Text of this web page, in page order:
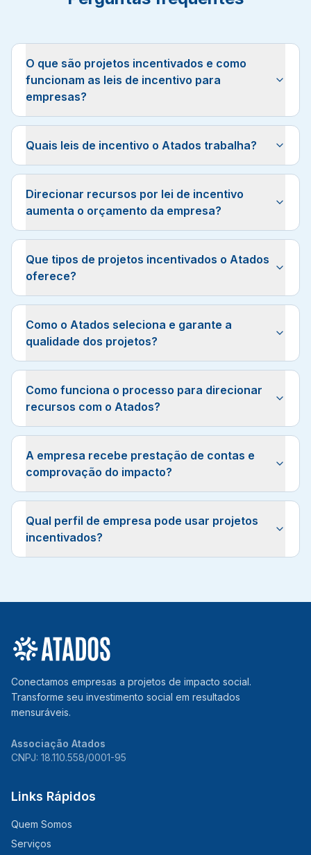
O que são projetos incentivados e como
funcionam as leis de incentivo para
empresas?
Quais leis de incentivo o Atados trabalha?
Direcionar recursos por lei de incentivo
aumenta o orçamento da empresa?
Que tipos de projetos incentivados o Atados
oferece?
Como o Atados seleciona e garante a
qualidade dos projetos?
Como funciona o processo para direcionar
recursos com o Atados?
A empresa recebe prestação de contas e
comprovação do impacto?
Qual perfil de empresa pode usar projetos
incentivados?
Conectamos empresas a projetos de impacto social.
Transforme seu investimento social em resultados
mensuráveis.
Associação Atados
CNPJ: 18.110.558/0001-95
Links Rápidos
Quem Somos
Serviços